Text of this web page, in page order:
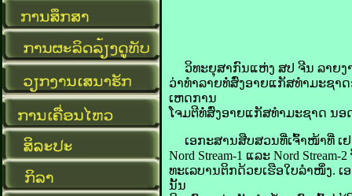
ວິທະຍຸ​ສາກົນ​ແຫ່ງ ​ສປ ຈີນ ລາຍ​ງ
ວ່າ​ທຳລາຍ​ທໍ່​ສົ່ງ​ອາຍ​ແກັສ​ທຳ​ມະ​ຊາ
ເຫດການ
ໂຈມ​ຕີ​ທໍ່​ສົ່ງ​ອາຍ​ແກັສ​ທຳ​ມະ​ຊາດ ນອດ
ເອກະສານ​ສືບສວນ​ທີ່​ເຈົ້າ​ໜ້າທີ່ ​ເຢ
Nord Stream-1 ແລະ Nord
ທະເລ​ບານ​ຕິກ​ດ້ວຍ​ເຮືອ​ໃບ​ລຳ​ໜຶ່ງ.
ນັ້ນ